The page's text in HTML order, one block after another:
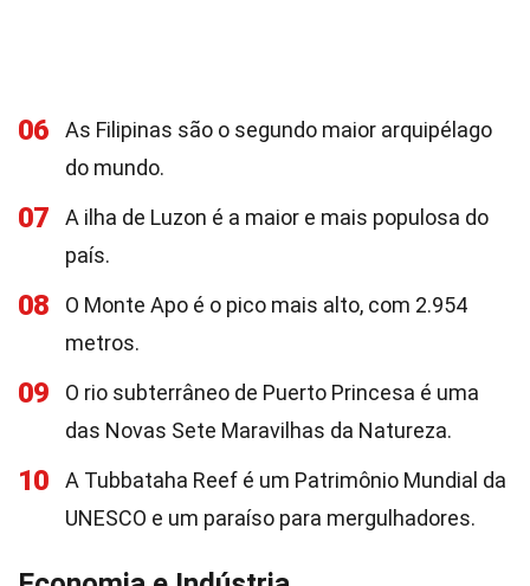
06
As Filipinas são o segundo maior arquipélago
do mundo.
07
A ilha de Luzon é a maior e mais populosa do
país.
08
O Monte Apo é o pico mais alto, com 2.954
metros.
09
O rio subterrâneo de Puerto Princesa é uma
das Novas Sete Maravilhas da Natureza.
10
A Tubbataha Reef é um Patrimônio Mundial da
UNESCO e um paraíso para mergulhadores.